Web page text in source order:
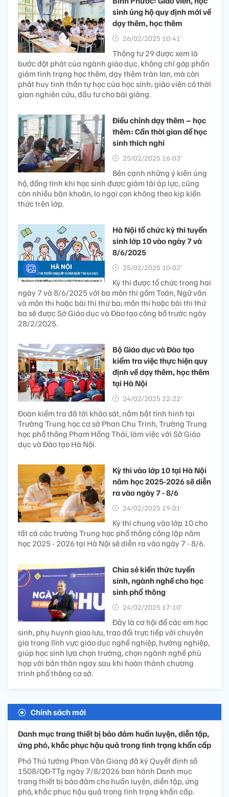
sinh ủng hộ quy định mới về
dạy thêm, học thêm
26/02/2025 10:41’
Thông tư 29 được xem là
bước đột phát của ngành giáo dục, không chỉ góp phần
giảm tình trạng học thêm, dạy thêm tràn lan, mà còn
phát huy tinh thần tự học của học sinh; giáo viên có thời
gian nghiên cứu, đầu tư cho bài giảng.
Điều chỉnh dạy thêm – học
thêm: Cần thời gian để học
sinh thích nghi
25/02/2025 16:03’
Bên cạnh những ý kiến ủng
hộ, đồng tình khi học sinh được giảm tải áp lực, cũng
còn nhiều băn khoăn, lo ngại con không theo kịp kiến
thức trên lớp.
Hà Nội tổ chức kỳ thi tuyển
sinh lớp 10 vào ngày 7 và
8/6/2025
25/02/2025 10:02’
Kỳ thi được tổ chức trong hai
ngày 7 và 8/6/2025 với ba môn thi gồm Toán, Ngữ văn
và môn thi hoặc bài thi thứ ba; môn thi hoặc bài thi thứ
ba sẽ được Sở Giáo dục và Đào tạo công bố trước ngày
28/2/2025.
Bộ Giáo dục và Đào tạo
kiểm tra việc thực hiện quy
định về dạy thêm, học thêm
tại Hà Nội
24/02/2025 22:22’
Đoàn kiểm tra đã tới khảo sát, nắm bắt tình hình tại
Trường Trung học cơ sở Phan Chu Trinh, Trường Trung
học phổ thông Phạm Hồng Thái, làm việc với Sở Giáo
dục và Đào tạo Hà Nội.
Kỳ thi vào lớp 10 tại Hà Nội
năm học 2025-2026 sẽ diễn
ra vào ngày 7 - 8/6
24/02/2025 19:01’
Kỳ thi chung vào lớp 10 cho
tất cả các trường Trung học phổ thông công lập năm
học 2025 - 2026 tại Hà Nội sẽ diễn ra vào ngày 7 - 8/6.
Chia sẻ kiến thức tuyển
sinh, ngành nghề cho học
sinh phổ thông
24/02/2025 17:10’
Đây là cơ hội để các em học
sinh, phụ huynh giao lưu, trao đổi trực tiếp với chuyên
gia trong lĩnh vực giáo dục nghề nghiệp, hướng nghiệp,
giúp học sinh lựa chọn trường, chọn ngành nghề phù
hợp với bản thân ngay sau khi hoàn thành chương
trình phổ thông cơ sở.
Chính sách mới
Danh mục trang thiết bị bảo đảm huấn luyện, diễn tập,
ứng phó, khắc phục hậu quả trong tình trạng khẩn cấp
Phó Thủ tướng Phan Văn Giang đã ký Quyết định số
1508/QĐ-TTg ngày 7/8/2026 ban hành Danh mục
trang thiết bị bảo đảm cho huấn luyện, diễn tập, ứng
phó, khắc phục hậu quả trong tình trạng khẩn cấp.